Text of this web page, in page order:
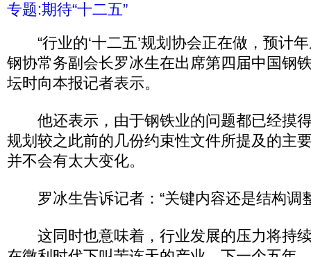
专题:期待“十二五”
“行业的‘十二五’规划协会正在做，预计年
钢协常务副会长罗冰生在出席第四届中国钢
坛时向本报记者表示。
他还表示，由于钢铁业的问题都已经摸
规划较之此前的几份约束性文件所提及的主
并不会有太大变化。
罗冰生告诉记者：“关键内容还是结构调
这同时也意味着，行业发展的压力将持